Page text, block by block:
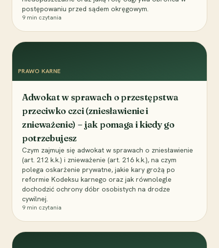
postępowaniu przed sądem okręgowym.
9 min czytania
PRAWO KARNE
Adwokat w sprawach o przestępstwa
przeciwko czci (zniesławienie i
znieważenie) – jak pomaga i kiedy go
potrzebujesz
Czym zajmuje się adwokat w sprawach o zniesławienie
(art. 212 k.k.) i znieważenie (art. 216 k.k.), na czym
polega oskarżenie prywatne, jakie kary grożą po
reformie Kodeksu karnego oraz jak równolegle
dochodzić ochrony dóbr osobistych na drodze
cywilnej.
9 min czytania